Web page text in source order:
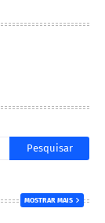
MOSTRAR MAIS